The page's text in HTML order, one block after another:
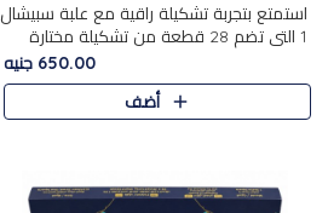
استمتع بتجربة تشكيلة راقية مع علبة سبيشال
1 التي تضم 28 قطعة من تشكيلة مختارة
بعناية من أفخر حلويات المولد المصرية
الأصلية الشرقية. تحتوي ال..
650.00 جنيه
أضف